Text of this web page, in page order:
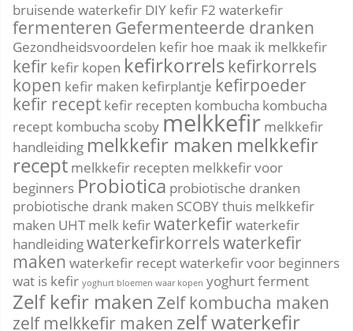
bruisende waterkefir DIY kefir F2 waterkefir
fermenteren Gefermenteerde dranken
Gezondheidsvoordelen kefir hoe maak ik melkkefir
kefir kefir kopen kefirkorrelskefirkorrels
kopen kefir maken kefirplantje kefirpoeder
kefir recept kefir recepten kombucha kombucha
recept kombucha scoby melkkefir melkkefir
handleiding melkkefir maken melkkefir
recept melkkefir recepten melkkefir voor
beginners Probiotica probiotische dranken
probiotische drank maken SCOBYthuis melkkefir
maken UHT melk kefirwaterkefirwaterkefir
handleidingwaterkefirkorrelswaterkefir
maken waterkefir receptwaterkefir voor beginners
wat is kefir yoghurt bloemen waar kopen yoghurt ferment
Zelf kefir maken Zelf kombucha maken
zelf melkkefir maken zelf waterkefir